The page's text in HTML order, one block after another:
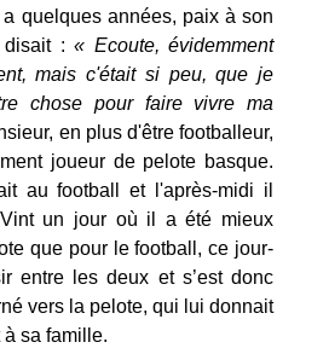
quelques années, paix à son
: « Ecoute, évidemment
mais c'était si peu, que je
chose pour faire vivre ma
en plus d'être footballeur,
joueur de pelote basque.
au football et l'après-midi il
un jour où il a été mieux
que pour le football, ce jour-
entre les deux et s’est donc
vers la pelote, qui lui donnait
sa famille.